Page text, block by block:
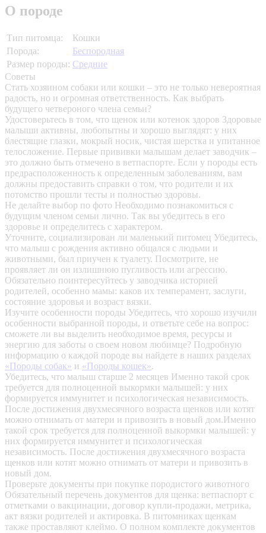
О породе
Тип питомца:
Кошки
Порода:
Беспородная
Размер породы: Средние
Советы
Стать хозяином собаки или кошки – это не только невероятная
радость, но и огромная ответственность. Как выбрать
будущего четвероного члена семьи?
Удостоверьтесь в том, что щенок или котенок здоров Здоровые
малыши активны, любопытны и хорошо выглядят: у них
блестящие глазки, мокрый носик, чистая шерстка и упитанное
телосложение. Первые прививки малышам делает заводчик –
это должно быть отмечено в ветпаспорте. Если у породы есть
предрасположенность к определенным заболеваниям, вам
должны предоставить справки о том, что родители и их
потомство прошли тесты и полностью здоровы.
Не делайте выбор по фото Необходимо познакомиться с
будущим членом семьи лично. Так вы убедитесь в его
здоровье и определитесь с характером.
Уточните, социализирован ли маленький питомец Убедитесь,
что малыш с рождения активно общался с людьми и
животными, был приучен к туалету. Посмотрите, не
проявляет ли он излишнюю пугливость или агрессию.
Обязательно поинтересуйтесь у заводчика историей
родителей, особенно мамы: каков их темперамент, заслуги,
состояние здоровья и возраст вязки.
Изучите особенности породы Убедитесь, что хорошо изучили
особенности выбранной породы, и ответьте себе на вопрос:
сможете ли вы выделить необходимое время, ресурсы и
энергию для заботы о своем новом любимце? Подробную
информацию о каждой породе вы найдете в наших разделах
«Породы собак» и «Породы кошек».
Убедитесь, что малыш старше 2 месяцев Именно такой срок
требуется для полноценной выкормки малышей: у них
формируется иммунитет и психологическая независимость.
После достижения двухмесячного возраста щенков или котят
можно отнимать от матери и привозить в новый дом.Именно
такой срок требуется для полноценной выкормки малышей: у
них формируется иммунитет и психологическая
независимость. После достижения двухмесячного возраста
щенков или котят можно отнимать от матери и привозить в
новый дом.
Проверьте документы при покупке породистого животного
Обязательный перечень документов для щенка: ветпаспорт с
отметками о вакцинации, договор купли-продажи, метрика,
акт вязки родителей и актировка. В питомниках щенкам
также проставляют клеймо. О полном комплекте документов